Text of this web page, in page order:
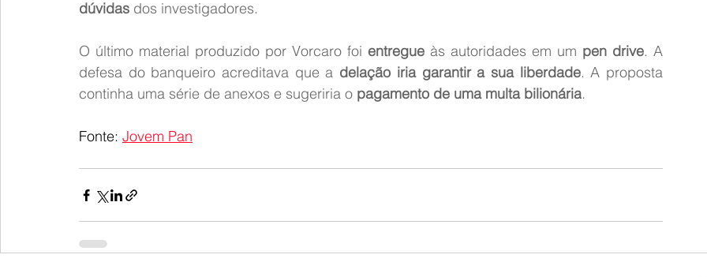
dúvidas dos investigadores.
O último material produzido por Vorcaro foi entregue às autoridades em um pen drive. A
defesa do banqueiro acreditava que a delação iria garantir a sua liberdade. A proposta
continha uma série de anexos e sugeriria o pagamento de uma multa bilionária.
Fonte: Jovem Pan